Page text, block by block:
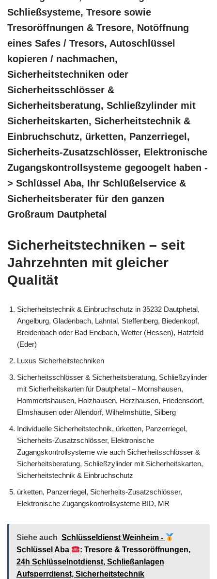
Schließsysteme, Tresore sowie
Tresoröffnungen & Tresore, Notöffnung
eines Safes / Tresors, Autoschlüssel
kopieren / nachmachen,
Sicherheitstechniken oder
Sicherheitsschlösser &
Sicherheitsberatung, Schließzylinder mit
Sicherheitskarten, Sicherheitstechnik &
Einbruchschutz, ürketten, Panzerriegel,
Sicherheits-Zusatzschlösser, Elektronische
Zugangskontrollsysteme gegoogelt haben -
> Schlüssel Aba, Ihr Schlüßelservice &
Sicherheitsberater für den ganzen
Großraum Dautphetal
Sicherheitstechniken – seit
Jahrzehnten mit gleicher
Qualität
Sicherheitstechnik & Einbruchschutz in 35232 Dautphetal,
Angelburg, Gladenbach, Lahntal, Steffenberg, Biedenkopf,
Breidenbach oder Bad Endbach, Wetter (Hessen), Hatzfeld
(Eder)
Luxus Sicherheitstechniken
Sicherheitsschlösser & Sicherheitsberatung, Schließzylinder
mit Sicherheitskarten für Dautphetal – Mornshausen,
Hommertshausen, Holzhausen, Herzhausen, Friedensdorf,
Elmshausen oder Allendorf, Wilhelmshütte, Silberg
Individuelle Sicherheitstechnik, ürketten, Panzerriegel,
Sicherheits-Zusatzschlösser, Elektronische
Zugangskontrollsysteme wie auch Sicherheitsschlösser &
Sicherheitsberatung, Schließzylinder mit Sicherheitskarten,
Sicherheitstechnik & Einbruchschutz
ürketten, Panzerriegel, Sicherheits-Zusatzschlösser,
Elektronische Zugangskontrollsysteme BID, MR
Siehe auch Schlüsseldienst Weinheim -
Schlüssel Aba
: Tresore & Tressoröffnungen,
24h Schlüsselnotdienst, Schließanlagen
Aufsperrdienst, Sicherheitstechnik